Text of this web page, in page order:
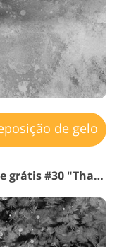
de gelo
Sobreposição de gelo transparente grátis #30 "Thaw"